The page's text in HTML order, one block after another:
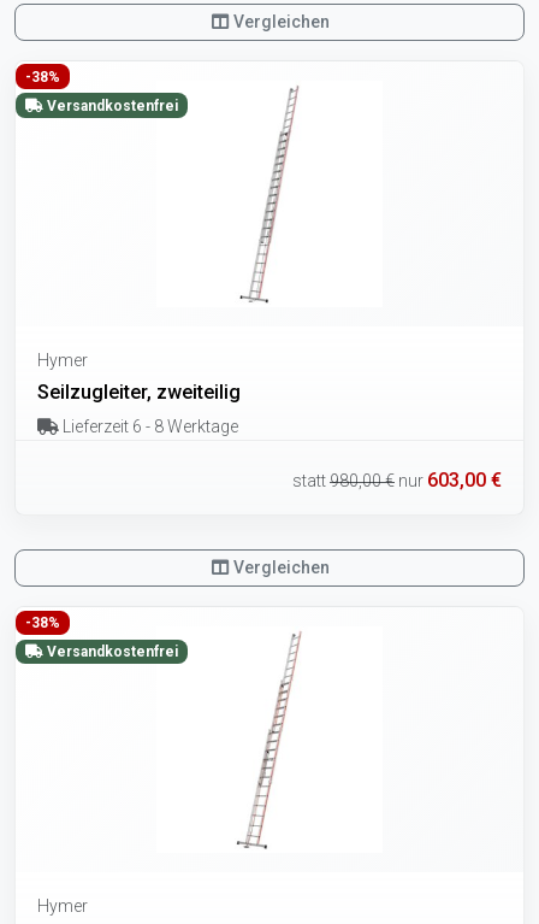
Vergleichen
-38%
Versandkostenfrei
Hymer
Seilzugleiter, zweiteilig
Lieferzeit 6 - 8 Werktage
statt980,00 € nur 603,00 €
Vergleichen
-38%
Versandkostenfrei
Hymer